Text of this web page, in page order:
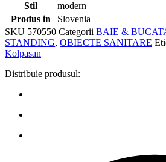
Stil
modern
Produs in
Slovenia
SKU 570550 Categorii BAIE &
STANDING, OBIECTE SANITARE
Kolpasan
Distribuie produsul: